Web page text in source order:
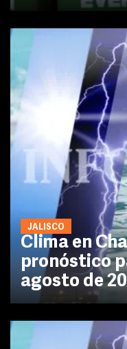
JALISCO
Clima en
pronóstico
agosto de